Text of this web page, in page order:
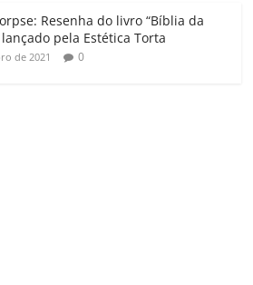
Resenha do livro “Bíblia da
pela Estética Torta
de 2021 0